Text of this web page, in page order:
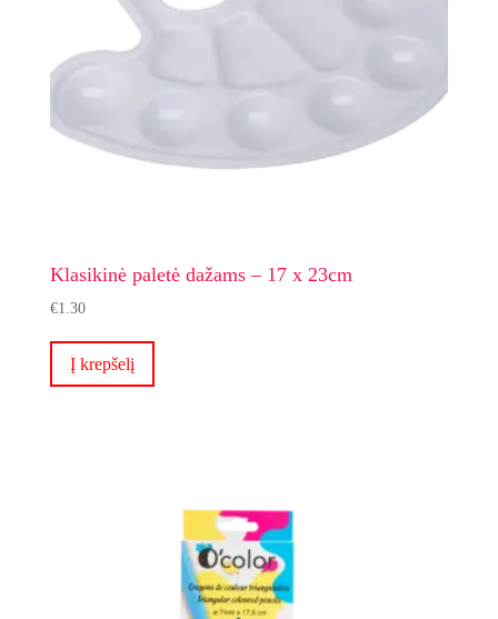
Klasikinė paletė dažams – 17 x 23cm
€1.30
Į krepšelį